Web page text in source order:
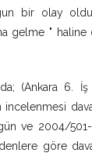
bir olay
gelme "
(Ankara 6. İş
ve 2004/501-
göre